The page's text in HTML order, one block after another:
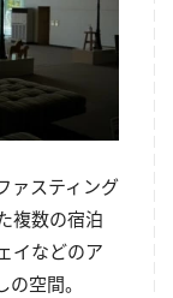
ァスティング
複数の宿泊
イなどのア
空間。